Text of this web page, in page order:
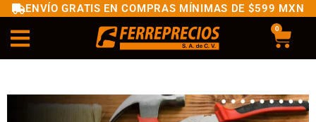
ENVÍO GRATIS EN COMPRAS MÍNIMAS DE $599 MXN
0